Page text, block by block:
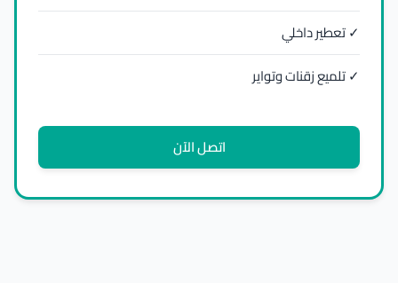
✓ تعطير داخلي
✓ تلميع زقنات وتواير
اتصل الآن